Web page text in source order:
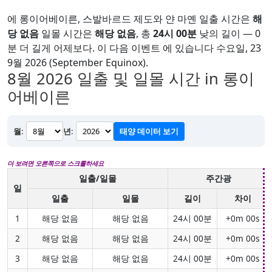
에 롱이어베이른, 스발바르드 제도와 얀 마옌 일출 시간은 해
당 없음 일몰 시간은 해당 없음, 총 24시 00분 낮의 길이 — 0
분 더 길게 어제보다. 이 다음 이벤트 에 있습니다 수요일, 23
9월 2026 (September Equinox).
8월 2026 일출 및 일몰 시간 in 롱이
어베이른
월: 년: 태양 데이터 보기
더 보려면 오른쪽으로 스크롤하세요
일
일출/일몰
주간광
일출
일몰 길이
차이
1
해당 없음 해당 없음 24시 00분
+0m 00s
2
해당 없음 해당 없음 24시 00분
+0m 00s
3
해당 없음 해당 없음 24시 00분
+0m 00s